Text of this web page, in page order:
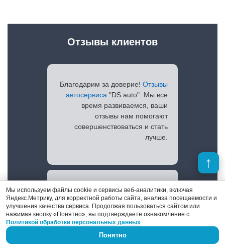
Благодарим за доверие! Отзывы
автосервиса "DS auto". Мы все
время развиваемся, ваши
отзывы нам помогают
совершенствоваться и стать
лучше.
Просмотреть отзывы
Отзывы клиентов
Мы используем файлы cookie и сервисы веб-аналитики, включая
Яндекс.Метрику, для корректной работы сайта, анализа посещаемости и
улучшения качества сервиса. Продолжая пользоваться сайтом или
нажимая кнопку «Понятно», вы подтверждаете ознакомление с
Политикой обработки персональных данных.
Понятно